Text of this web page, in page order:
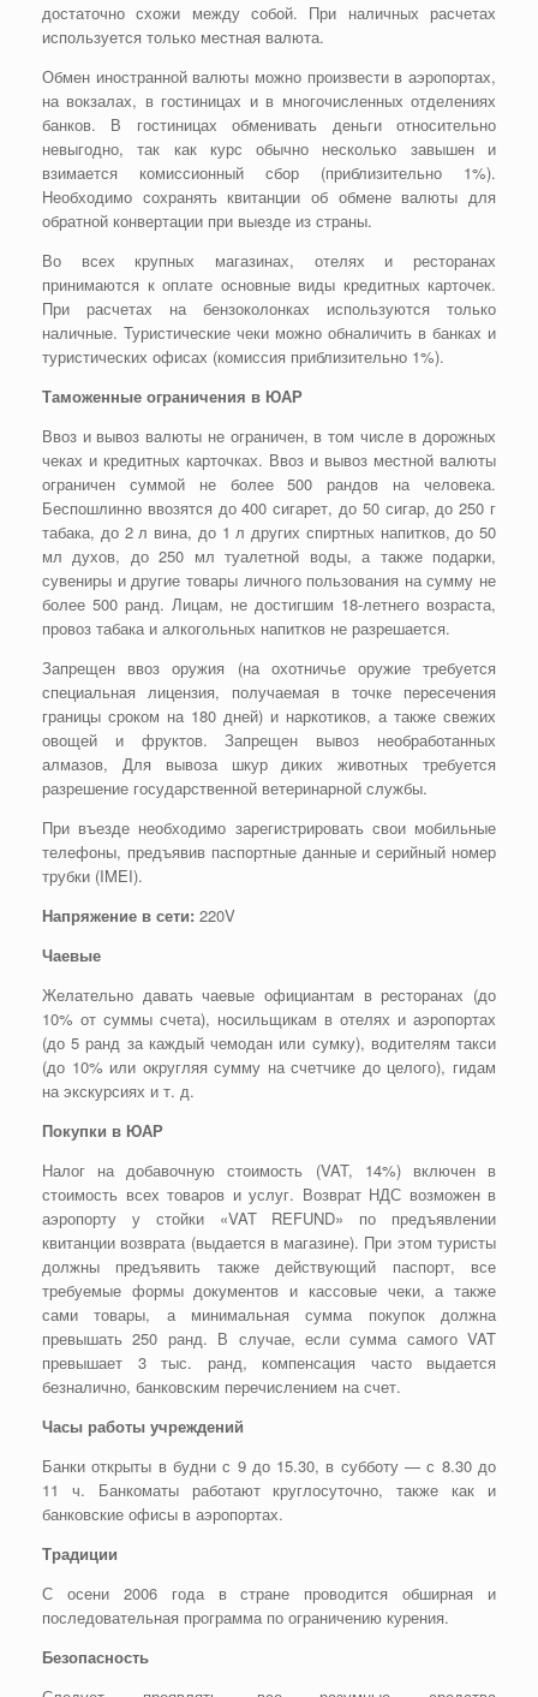
достаточно схожи между собой. При наличных расчетах
используется только местная валюта.
Обмен иностранной валюты можно произвести в аэропортах,
на вокзалах, в гостиницах и в многочисленных отделениях
банков. В гостиницах обменивать деньги относительно
невыгодно, так как курс обычно несколько завышен и
взимается комиссионный сбор (приблизительно 1%).
Необходимо сохранять квитанции об обмене валюты для
обратной конвертации при выезде из страны.
Во всех крупных магазинах, отелях и ресторанах
принимаются к оплате основные виды кредитных карточек.
При расчетах на бензоколонках используются только
наличные. Туристические чеки можно обналичить в банках и
туристических офисах (комиссия приблизительно 1%).
Таможенные ограничения в ЮАР
Ввоз и вывоз валюты не ограничен, в том числе в дорожных
чеках и кредитных карточках. Ввоз и вывоз местной валюты
ограничен суммой не более 500 рандов на человека.
Беспошлинно ввозятся до 400 сигарет, до 50 сигар, до 250 г
табака, до 2 л вина, до 1 л других спиртных напитков, до 50
мл духов, до 250 мл туалетной воды, а также подарки,
сувениры и другие товары личного пользования на сумму не
более 500 ранд. Лицам, не достигшим 18-летнего возраста,
провоз табака и алкогольных напитков не разрешается.
Запрещен ввоз оружия (на охотничье оружие требуется
специальная лицензия, получаемая в точке пересечения
границы сроком на 180 дней) и наркотиков, а также свежих
овощей и фруктов. Запрещен вывоз необработанных
алмазов, Для вывоза шкур диких животных требуется
разрешение государственной ветеринарной службы.
При въезде необходимо зарегистрировать свои мобильные
телефоны, предъявив паспортные данные и серийный номер
трубки (IMEI).
Напряжение в сети: 220V
Чаевые
Желательно давать чаевые официантам в ресторанах (до
10% от суммы счета), носильщикам в отелях и аэропортах
(до 5 ранд за каждый чемодан или сумку), водителям такси
(до 10% или округляя сумму на счетчике до целого), гидам
на экскурсиях и т. д.
Покупки в ЮАР
Налог на добавочную стоимость (VAT, 14%) включен в
стоимость всех товаров и услуг. Возврат НДС возможен в
аэропорту у стойки «VAT REFUND» по предъявлении
квитанции возврата (выдается в магазине). При этом туристы
должны предъявить также действующий паспорт, все
требуемые формы документов и кассовые чеки, а также
сами товары, а минимальная сумма покупок должна
превышать 250 ранд. В случае, если сумма самого VAT
превышает 3 тыс. ранд, компенсация часто выдается
безналично, банковским перечислением на счет.
Часы работы учреждений
Банки открыты в будни с 9 до 15.30, в субботу — с 8.30 до
11 ч. Банкоматы работают круглосуточно, также как и
банковские офисы в аэропортах.
Традиции
С осени 2006 года в стране проводится обширная и
последовательная программа по ограничению курения.
Безопасность